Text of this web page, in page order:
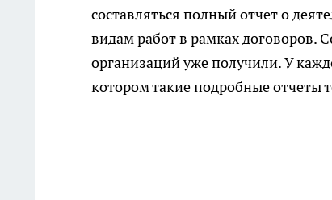
составляться полный отчет о
видам работ в рамках договоров.
организаций уже получили. У
котором такие подробные отчеты